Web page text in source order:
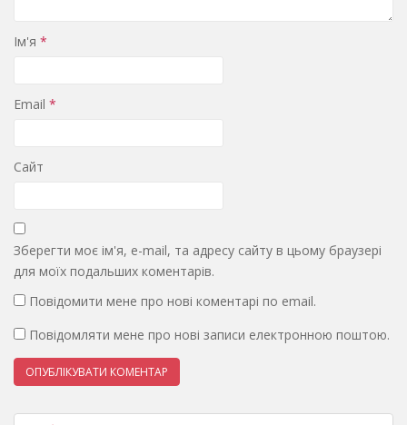
Ім'я *
Email *
Сайт
Зберегти моє ім'я, e-mail, та адресу сайту в цьому браузері
для моїх подальших коментарів.
Повідомити мене про нові коментарі по email.
Повідомляти мене про нові записи електронною поштою.